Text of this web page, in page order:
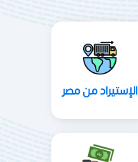
الإستيراد من مصر